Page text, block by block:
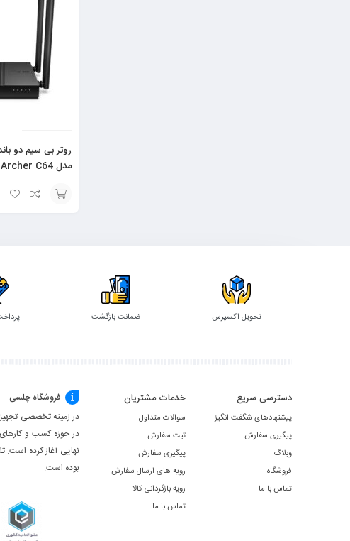
سبد
روتر بی سیم دو
مدل Archer C64
تحویل اکسپرس ضمانت بازگشت
دسترسی سریع
پیشنهادهای شگفت انگیز
پیگیری سفارش
وبلاگ
فروشگاه
تماس با ما
خدمات مشتریان
سوالات متداول
ثبت سفارش
پیگیری سفارش
رویه های ارسال سفارش
رویه بازگردانی کالا
تماس با ما
فروشگاه چلسی
در زمینه تخصصی
در حوزه کسب ‌و کارهای
نهایی آغاز کرده است.
بوده است.